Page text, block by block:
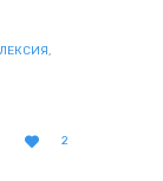
,

LOVE
2